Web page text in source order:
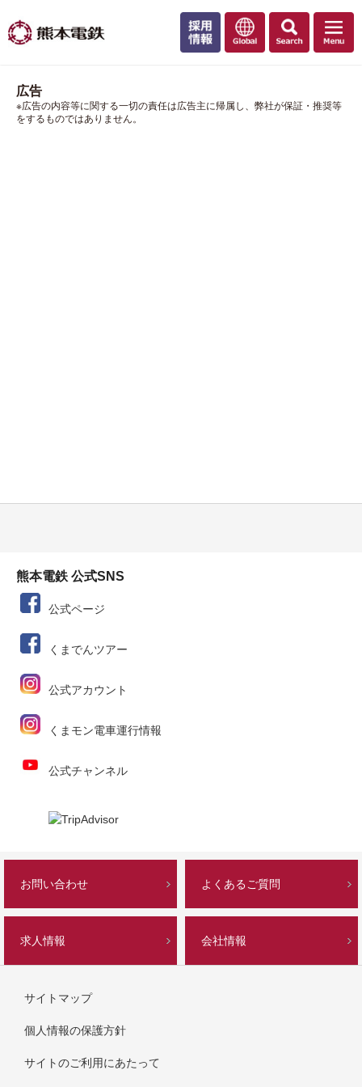
広告
※広告の内容等に関する一切の責任は広告主に帰属し、弊社が保証・推奨等
をするものではありません。
熊本電鉄 公式SNS
公式ページ
くまでんツアー
公式アカウント
くまモン電車運行情報
公式チャンネル
お問い合わせ よくあるご質問
求人情報 会社情報
サイトマップ
個人情報の保護方針
サイトのご利用にあたって